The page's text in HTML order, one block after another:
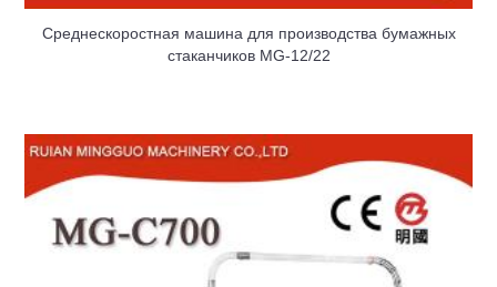
Среднескоростная машина для производства бумажных
стаканчиков MG-12/22